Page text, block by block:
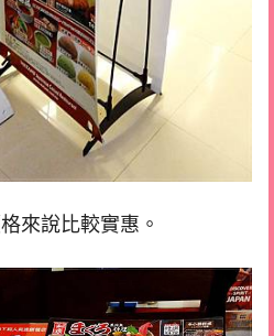
來說比較實惠。